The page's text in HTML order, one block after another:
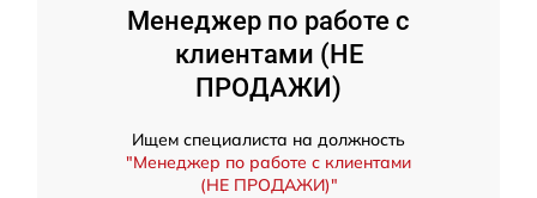
Менеджер по работе с
клиентами (НЕ
ПРОДАЖИ)
Ищем специалиста на должность
"Менеджер по работе с клиентами
(НЕ ПРОДАЖИ)"